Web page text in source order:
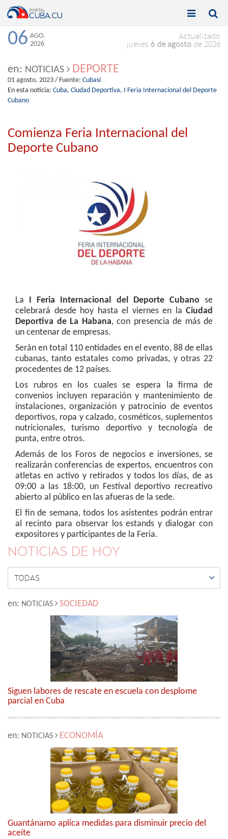
Toggle

Toggle

06 AGO.
2026
Actualizado
jueves 6 de agosto de 2026
en: NOTICIAS DEPORTE
01 agosto, 2023 / Fuente: Cubasí
En esta noticia: Cuba, Ciudad Deportiva, I Feria Internacional del Deporte
Cubano
Comienza Feria Internacional del
Deporte Cubano
La I Feria Internacional del Deporte Cubano se
celebrará desde hoy hasta el viernes en la Ciudad
Deportiva de La Habana, con presencia de más de
un centenar de empresas.
Serán en total 110 entidades en el evento, 88 de ellas
cubanas, tanto estatales como privadas, y otras 22
procedentes de 12 países.
Los rubros en los cuales se espera la firma de
convenios incluyen reparación y mantenimiento de
instalaciones, organización y patrocinio de eventos
deportivos, ropa y calzado, cosméticos, suplementos
nutricionales, turismo deportivo y tecnología de
punta, entre otros.
Además de los Foros de negocios e inversiones, se
realizarán conferencias de expertos, encuentros con
atletas en activo y retirados y todos los días, de as
09:00 a las 18:00, un Festival deportivo recreativo
abierto al público en las afueras de la sede.
El fin de semana, todos los asistentes podrán entrar
al recinto para observar los estands y dialogar con
expositores y participantes de la Feria.
NOTICIAS DE HOY
TODAS 
en: NOTICIAS SOCIEDAD
Siguen labores de rescate en escuela con desplome
parcial en Cuba
en: NOTICIAS ECONOMÍA
Guantánamo aplica medidas para disminuir precio del
aceite